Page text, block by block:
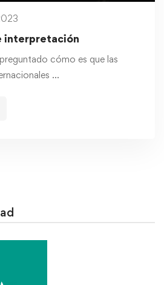
interpretación
cómo es que las
…